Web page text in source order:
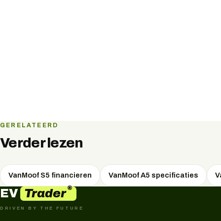
GERELATEERD
Verder lezen
VanMoof S5 financieren VanMoof A5 specificaties
EV Trader®
DRIVEN BY THE FUTURE